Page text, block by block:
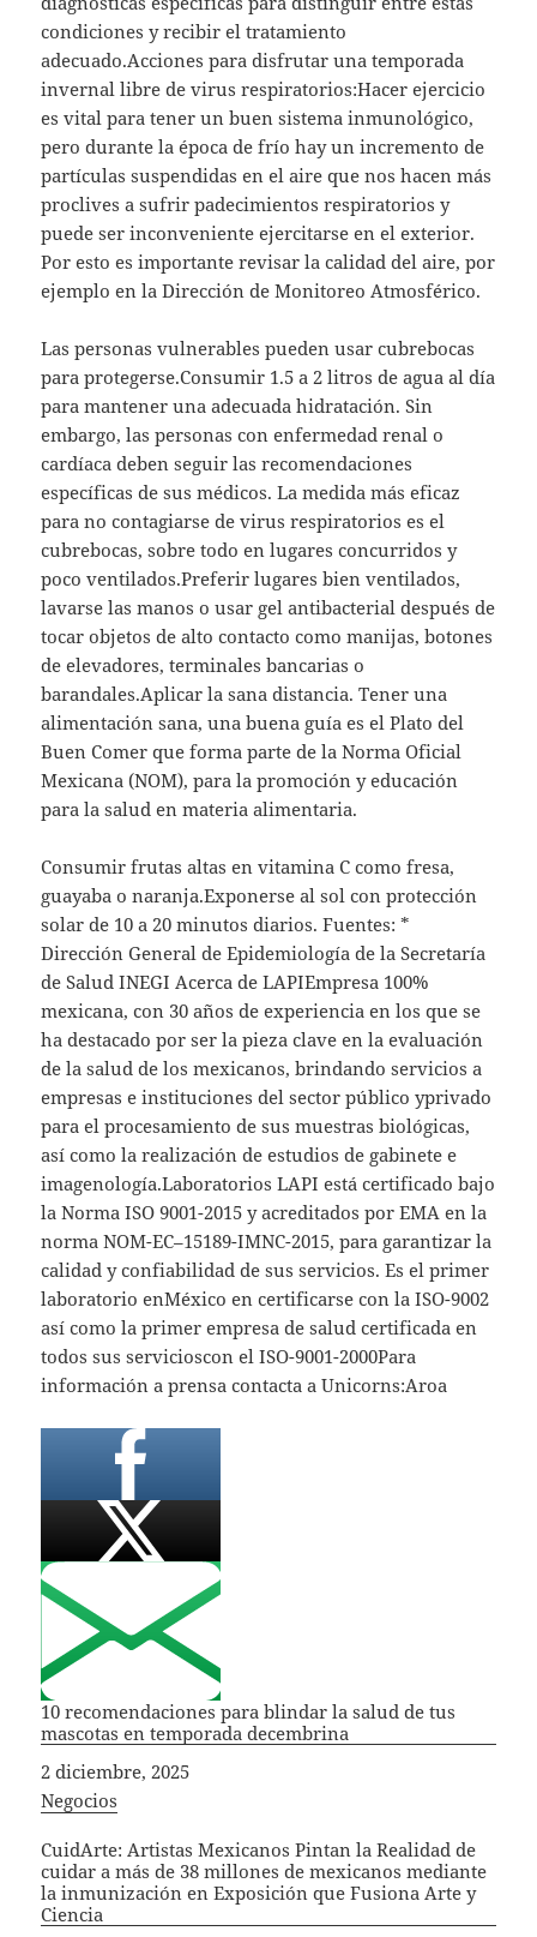
condiciones y recibir el tratamiento
adecuado.Acciones para disfrutar una temporada
invernal libre de virus respiratorios:Hacer ejercicio
es vital para tener un buen sistema inmunológico,
pero durante la época de frío hay un incremento de
partículas suspendidas en el aire que nos hacen más
proclives a sufrir padecimientos respiratorios y
puede ser inconveniente ejercitarse en el exterior.
Por esto es importante revisar la calidad del aire, por
ejemplo en la Dirección de Monitoreo Atmosférico.
Las personas vulnerables pueden usar cubrebocas
para protegerse.Consumir 1.5 a 2 litros de agua al día
para mantener una adecuada hidratación. Sin
embargo, las personas con enfermedad renal o
cardíaca deben seguir las recomendaciones
específicas de sus médicos. La medida más eficaz
para no contagiarse de virus respiratorios es el
cubrebocas, sobre todo en lugares concurridos y
poco ventilados.Preferir lugares bien ventilados,
lavarse las manos o usar gel antibacterial después de
tocar objetos de alto contacto como manijas, botones
de elevadores, terminales bancarias o
barandales.Aplicar la sana distancia. Tener una
alimentación sana, una buena guía es el Plato del
Buen Comer que forma parte de la Norma Oficial
Mexicana (NOM), para la promoción y educación
para la salud en materia alimentaria.
Consumir frutas altas en vitamina C como fresa,
guayaba o naranja.Exponerse al sol con protección
solar de 10 a 20 minutos diarios. Fuentes: *
Dirección General de Epidemiología de la Secretaría
de Salud INEGI Acerca de LAPIEmpresa 100%
mexicana, con 30 años de experiencia en los que se
ha destacado por ser la pieza clave en la evaluación
de la salud de los mexicanos, brindando servicios a
empresas e instituciones del sector público yprivado
para el procesamiento de sus muestras biológicas,
así como la realización de estudios de gabinete e
imagenología.Laboratorios LAPI está certificado bajo
la Norma ISO 9001-2015 y acreditados por EMA en la
norma NOM-EC–15189-IMNC-2015, para garantizar la
calidad y confiabilidad de sus servicios. Es el primer
laboratorio enMéxico en certificarse con la ISO-9002
así como la primer empresa de salud certificada en
todos sus servicioscon el ISO-9001-2000Para
información a prensa contacta a Unicorns:Aroa
10 recomendaciones para blindar la salud de tus
mascotas en temporada decembrina
Fecha
2 diciembre, 2025
In relation to
Negocios
CuidArte: Artistas Mexicanos Pintan la Realidad de
cuidar a más de 38 millones de mexicanos mediante
la inmunización en Exposición que Fusiona Arte y
Ciencia